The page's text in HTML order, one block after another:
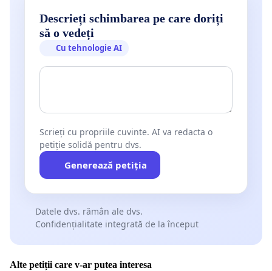
Descrieți schimbarea pe care doriți
să o vedeți
Cu tehnologie AI
Scrieți cu propriile cuvinte. AI va redacta o
petiție solidă pentru dvs.
Generează petiția
Datele dvs. rămân ale dvs.
Confidențialitate integrată de la început
Alte petiții care v-ar putea interesa